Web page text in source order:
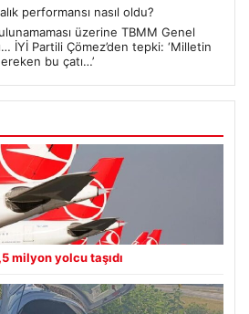
performansı nasıl oldu?
üzerine TBMM Genel
İYİ Partili Çömez’den tepki: ‘Milletin
bu çatı…’
milyon yolcu taşıdı